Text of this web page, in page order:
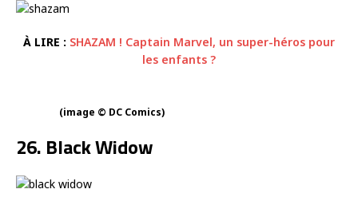
À LIRE : SHAZAM ! Captain Marvel, un super-héros pour
les enfants ?
(image © DC Comics)
26. Black Widow